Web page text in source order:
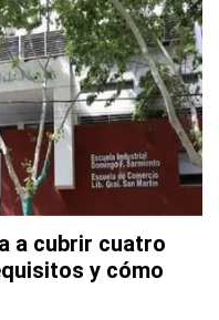
a cubrir cuatro
y cómo